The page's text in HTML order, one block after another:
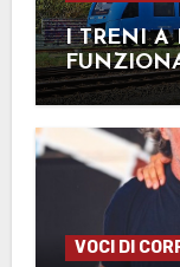
I TRENI A
VOCI DI